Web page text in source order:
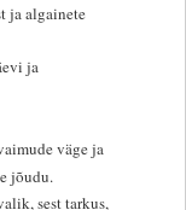
ja algainete
ja
väge ja
jõudu.
sest tarkus,